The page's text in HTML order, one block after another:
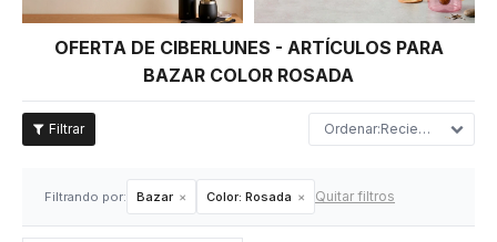
OFERTA DE CIBERLUNES - ARTÍCULOS PARA
BAZAR COLOR ROSADA
Recientes
Filtrando por: Bazar Color: Rosada Quitar filtros